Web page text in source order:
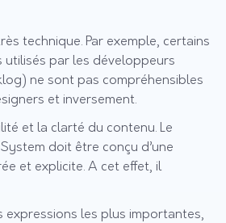
technique. Par exemple, certains
utilisés par les développeurs
ne sont pas compréhensibles
et inversement.
et la clarté du contenu. Le
doit être conçu d’une
et explicite. A cet effet, il
expressions les plus importantes,